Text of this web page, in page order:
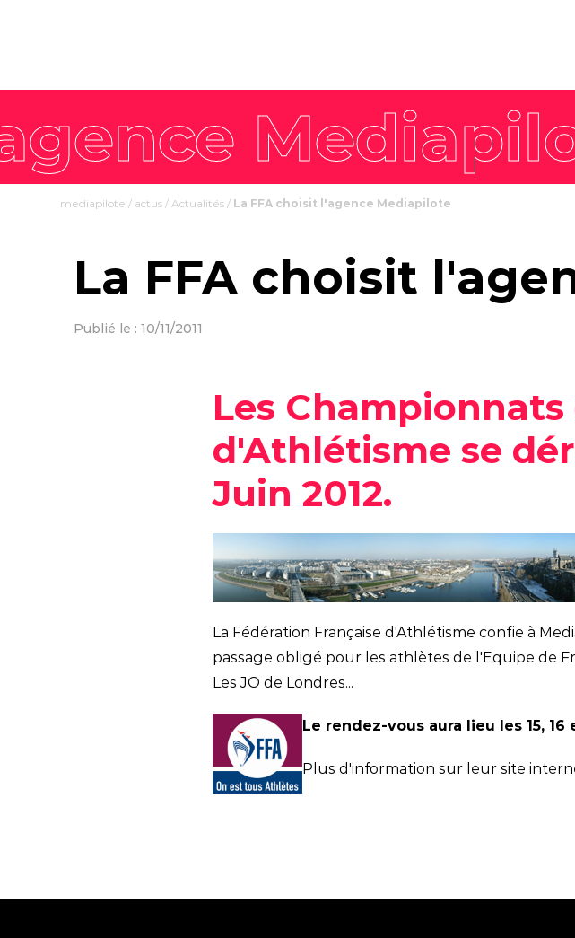
mediapilote / actus /Actualités / La FFA choisit l'agence Mediapilote
La FFA choisit
Publié le : 10/11/2011
Les
d'Athlétisme se
Juin 2012.
La Fédération Française d'Athlétisme confie à
passage obligé pour les athlètes de l'Equipe de
Les JO de Londres...
Le rendez-vous aura lieu les 15, 16
Plus d'information sur leur site